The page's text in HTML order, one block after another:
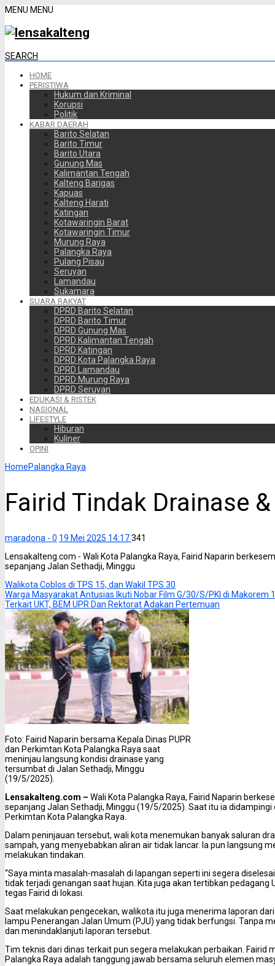
MENU MENU
SEARCH
HOME
PERISTIWA
Hukum dan Kriminal
Korupsi
Politik
KABAR DAERAH
Barito Selatan
Barito Timur
Barito Utara
Gunung Mas
Kalimantan Tengah
Kalteng Barigas
Kapuas
Kalteng Harati
Katingan
Kotawaringin Barat
Kotawaringin Timur
Murung Raya
Palangka Raya
Pulang Pisau
Seruyan
Lamandau
Sukamara
SUARA RAKYAT
DPRD Barito Selatan
DPRD Barito Timur
DPRD Gunung Mas
DPRD Kalimantan Tengah
DPRD Katingan
DPRD Kota Palangka Raya
DPRD Lamandau
DPRD Murung Raya
DPRD Seruyan
EDUKASI & RISTEK
NASIONAL
LIFESTYLE
Hiburan
Kuliner
OPINI
HomePalangka Raya
Fairid Tindak Drainase
maradona - 0 19 Mei 2025 14:17341
Lensakalteng.com - Wali Kota Palangka Raya, Fairid Naparin
sepanjang Jalan Sethadji, Minggu
Walikota Coblos di TPS 15, dan Wakil TPS 30
Warga Masyarakat Antusias Ikuti Nobar Film G/30/S/PKI di Makorem
Terkait UKT, BEM UPR Dan Rektorat Adakan Pertemuan
Foto: Fairid Naparin bersama Kepala Dinas PUPR
dan Perkimtan Kota Palangka Raya saat
meninjau langsung kondisi drainase yang
tersumbat di Jalan Sethadji, Minggu
(19/5/2025).
Lensakalteng.com – Wali Kota Palangka Raya, Fairid Naparin
sepanjang Jalan Sethadji, Minggu (19/5/2025). Saat itu ia didampingi
Perkimtan Kota Palangka Raya.
Dalam peninjauan tersebut, wali kota menemukan banyak saluran
sampah, yang menyebabkan aliran air tidak lancar. Ia pun langsung
melakukan tindakan.
“Saya minta masalah-masalah di lapangan seperti ini segera
tidak terjadi genangan saat hujan. Kita juga akan tertibkan pedagang
tegas Fairid di lokasi.
Saat melakukan pengecekan, walikota itu juga menerima laporan
lampu Penerangan Jalan Umum (PJU) yang tidak berfungsi. Tanpa
dan menindaklanjuti laporan tersebut.
Tim teknis dari dinas terkait pun segera melakukan perbaikan. Fairid
Palangka Raya adalah tanggung jawab bersama seluruh elemen